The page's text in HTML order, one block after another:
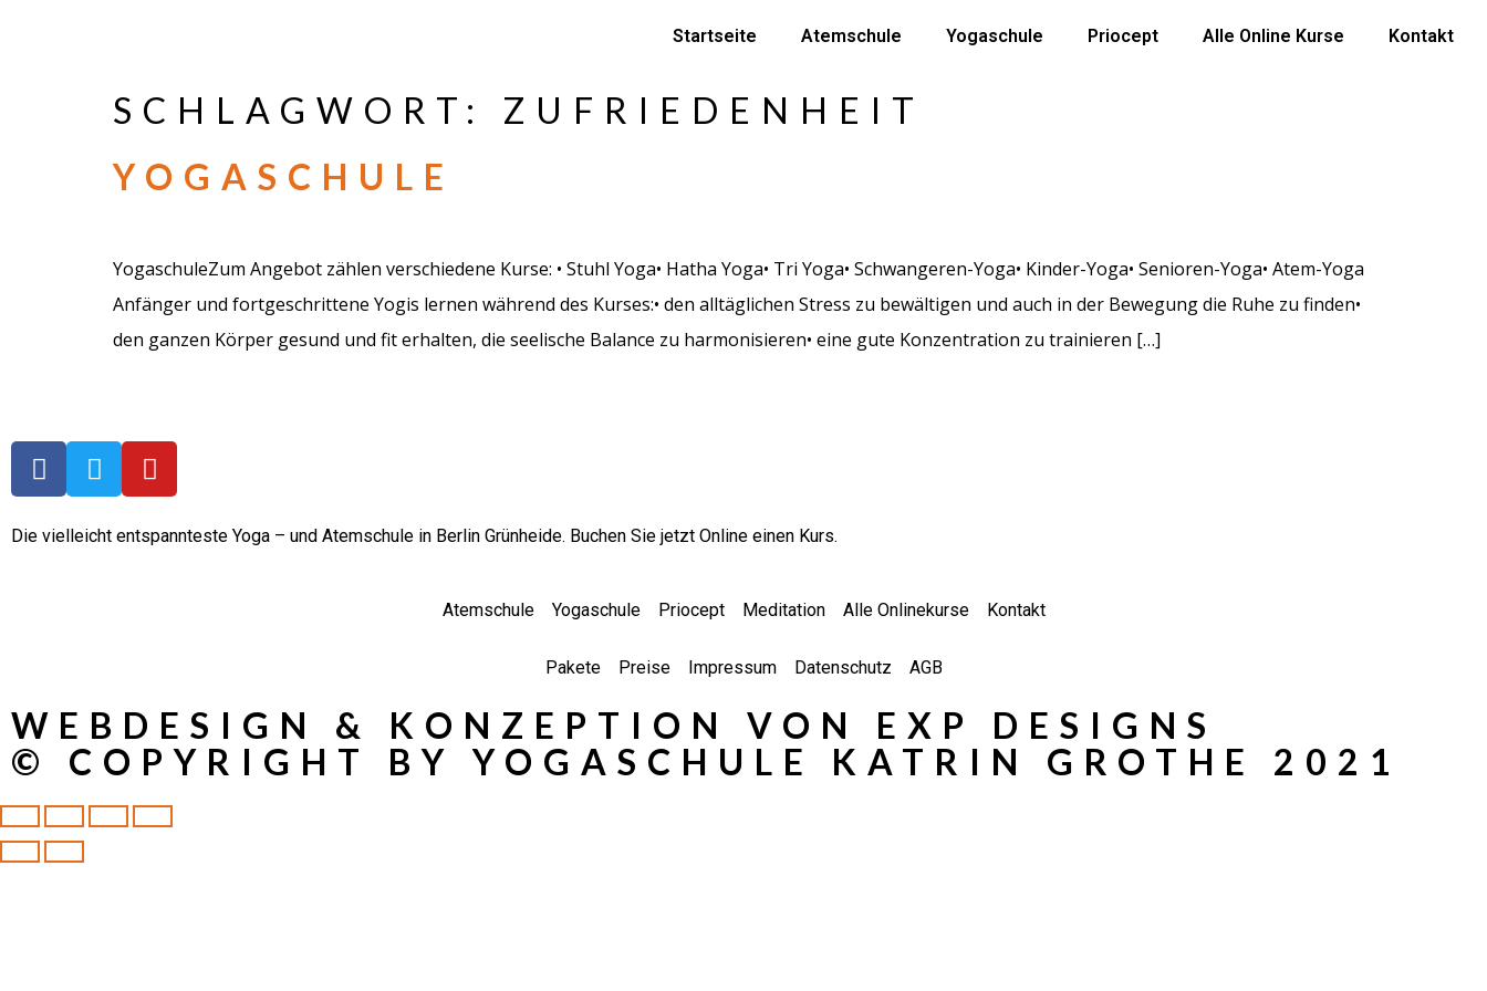
Startseite Atemschule Yogaschule Priocept Alle Online Kurse Kontakt
SCHLAGWORT: ZUFRIEDENHEIT
YOGASCHULE
YogaschuleZum Angebot zählen verschiedene Kurse: • Stuhl Yoga• Hatha Yoga• Tri Yoga• Schwangeren-Yoga• Kinder-Yoga• Senioren-Yoga• Atem-Yoga
Anfänger und fortgeschrittene Yogis lernen während des Kurses:• den alltäglichen Stress zu bewältigen und auch in der Bewegung die Ruhe zu finden•
den ganzen Körper gesund und fit erhalten, die seelische Balance zu harmonisieren• eine gute Konzentration zu trainieren […]
Die vielleicht entspannteste Yoga – und Atemschule in Berlin Grünheide. Buchen Sie jetzt Online einen Kurs.
Atemschule Yogaschule Priocept Meditation Alle Onlinekurse Kontakt
Pakete Preise Impressum Datenschutz AGB
WEBDESIGN & KONZEPTION VON EXP DESIGNS
© COPYRIGHT BY YOGASCHULE KATRIN GROTHE 2021